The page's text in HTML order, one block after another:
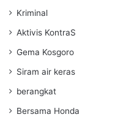
Kriminal
Aktivis KontraS
Gema Kosgoro
Siram air keras
berangkat
Bersama Honda